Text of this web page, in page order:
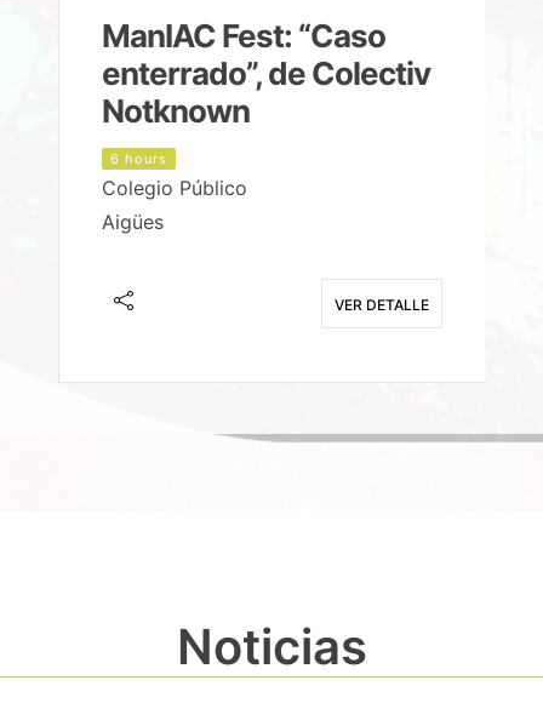
ManIAC Fest: “Caso
enterrado”, de Colectiv
Notknown
6 hours
Colegio Público
Aigües
VER DETALLE
Noticias